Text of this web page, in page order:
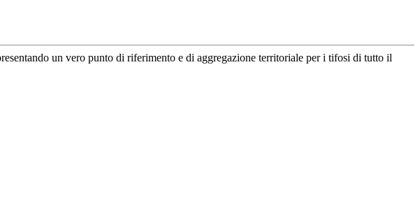
un vero punto di riferimento e di aggregazione territoriale per i tifosi di tutto il